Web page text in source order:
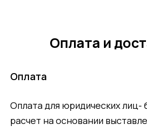
Оплата и
Оплата
Оплата для юридических лиц-
расчет на основании